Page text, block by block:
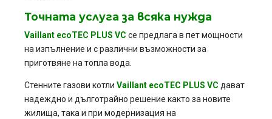
Точната услуга за всяка нужда
Vaillant ecoTEC PLUS VC се предлага в пет мощности
на изпълнение и с различни възможности за
приготвяне на топла вода.
Стенните газови котли Vaillant ecoTEC PLUS VC дават
надеждно и дълготрайно решение както за новите
жилища, така и при модернизация на